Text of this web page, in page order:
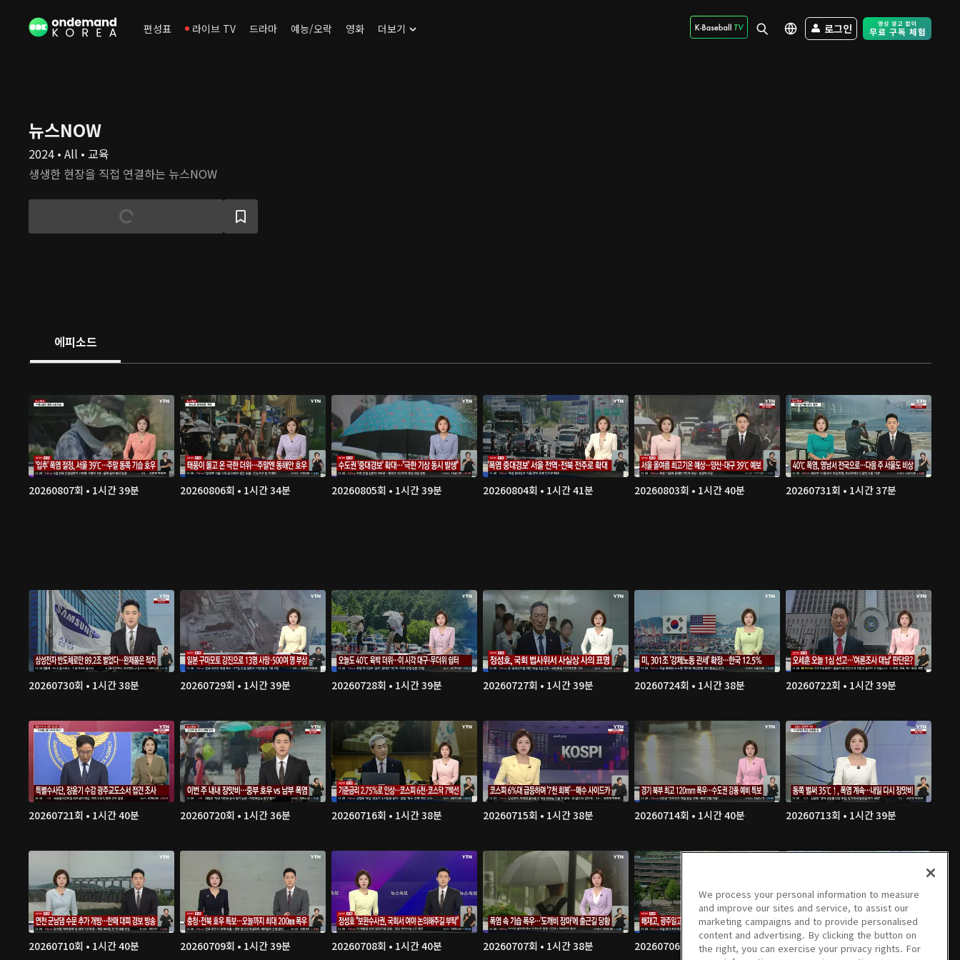
편성표 라이브 TV 드라마 예능/오락 영화 더보기 로그인 Free Trial -
뉴스NOW
2024 • All • 교육
생생한 현장을 직접 연결하는 뉴스NOW
에피소드
20260807회 • 1시간 39분 20260806회 • 1시간 34분 20260805회 • 1시간 39분 20260804회 • 1시간 41분 20260803회 • 1시간 40분 20260731회 • 1시간 37분
20260730회 • 1시간 38분 20260729회 • 1시간 39분 20260728회 • 1시간 39분 20260727회 • 1시간 39분 20260724회 • 1시간 38분 20260722회 • 1시간 39분
20260721회 • 1시간 40분 20260720회 • 1시간 36분 20260716회 • 1시간 38분 20260715회 • 1시간 38분 20260714회 • 1시간 40분 20260713회 • 1시간 39분
20260710회 • 1시간 40분 20260709회 • 1시간 39분 20260708회 • 1시간 40분 20260707회 • 1시간 38분 20260706회 • 1시간 39분 20260703회 • 1시간 38분
We process your personal information to measure
and improve our sites and service, to assist our
marketing campaigns and to provide personalised
content and advertising. By clicking the button on
the right, you can exercise your privacy rights. For